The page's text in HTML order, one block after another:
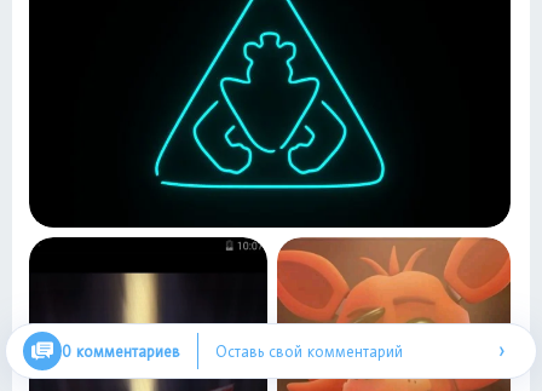
0 комментариев Оставь свой комментарий ›